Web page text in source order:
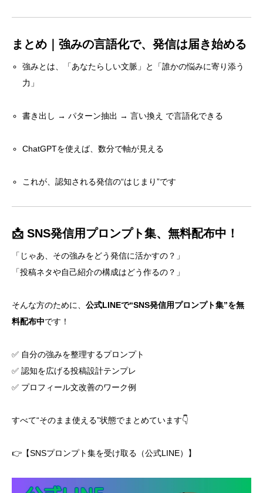
まとめ｜強みの言語化で、発信は届き始める
強みとは、「あなたらしい文脈」と「誰かの悩みに寄り添う
力」
書き出し → パターン抽出 → 言い換え で言語化できる
ChatGPTを使えば、数分で軸が見える
これが、認知される発信の“はじまり”です
📩 SNS発信用プロンプト集、無料配布中！
「じゃあ、その強みをどう発信に活かすの？」
「投稿ネタや自己紹介の構成はどう作るの？」
そんな方のために、 公式LINEで“SNS発信用プロンプト集”を無
料配布中です！
✅ 自分の強みを整理するプロンプト
✅ 認知を広げる投稿設計テンプレ
✅ プロフィール文改善のワーク例
すべて“そのまま使える”状態でまとめています👇
👉【SNSプロンプト集を受け取る（公式LINE）】